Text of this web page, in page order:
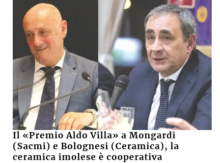
Il «Premio Aldo Villa» a Mongardi
(Sacmi) e Bolognesi (Ceramica), la
ceramica imolese è cooperativa